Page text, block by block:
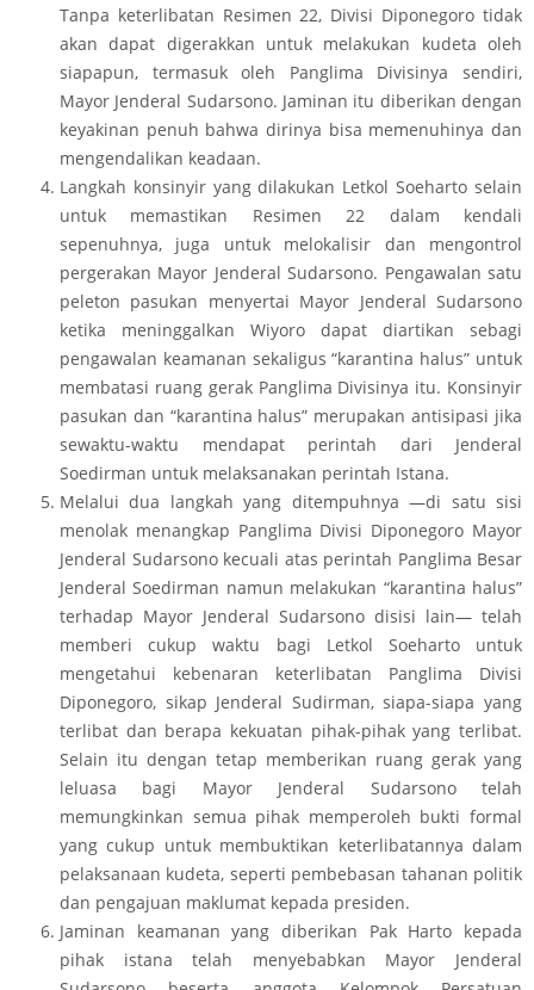
Tanpa keterlibatan Resimen 22, Divisi Diponegoro tidak
akan dapat digerakkan untuk melakukan kudeta oleh
siapapun, termasuk oleh Panglima Divisinya sendiri,
Mayor Jenderal Sudarsono. Jaminan itu diberikan dengan
keyakinan penuh bahwa dirinya bisa memenuhinya dan
mengendalikan keadaan.
Langkah konsinyir yang dilakukan Letkol Soeharto selain
untuk memastikan Resimen 22 dalam kendali
sepenuhnya, juga untuk melokalisir dan mengontrol
pergerakan Mayor Jenderal Sudarsono. Pengawalan satu
peleton pasukan menyertai Mayor Jenderal Sudarsono
ketika meninggalkan Wiyoro dapat diartikan sebagi
pengawalan keamanan sekaligus “karantina halus” untuk
membatasi ruang gerak Panglima Divisinya itu. Konsinyir
pasukan dan “karantina halus” merupakan antisipasi jika
sewaktu-waktu mendapat perintah dari Jenderal
Soedirman untuk melaksanakan perintah Istana.
Melalui dua langkah yang ditempuhnya —di satu sisi
menolak menangkap Panglima Divisi Diponegoro Mayor
Jenderal Sudarsono kecuali atas perintah Panglima Besar
Jenderal Soedirman namun melakukan “karantina halus”
terhadap Mayor Jenderal Sudarsono disisi lain— telah
memberi cukup waktu bagi Letkol Soeharto untuk
mengetahui kebenaran keterlibatan Panglima Divisi
Diponegoro, sikap Jenderal Sudirman, siapa-siapa yang
terlibat dan berapa kekuatan pihak-pihak yang terlibat.
Selain itu dengan tetap memberikan ruang gerak yang
leluasa bagi Mayor Jenderal Sudarsono telah
memungkinkan semua pihak memperoleh bukti formal
yang cukup untuk membuktikan keterlibatannya dalam
pelaksanaan kudeta, seperti pembebasan tahanan politik
dan pengajuan maklumat kepada presiden.
Jaminan keamanan yang diberikan Pak Harto kepada
pihak istana telah menyebabkan Mayor Jenderal